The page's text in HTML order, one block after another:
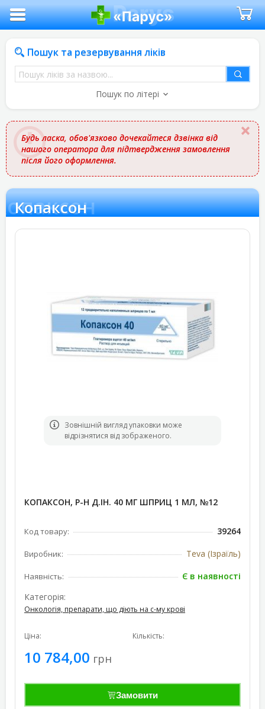
Пошук та резервування ліків
Пошук
ліків
назвою
Пошук по літері
Будь ласка, обов'язково дочекайтеся дзвінка від
нашого оператора для підтвердження замовлення
після його оформлення.
Копаксон
Зовнішній вигляд упаковки може
відрізнятися від зображеного.
КОПАКСОН, Р-Н Д.ІН. 40 МГ ШПРИЦ 1 МЛ, №12
Код товару: 39264
Виробник: Teva (Ізраїль)
Наявність:
Є в наявності
Категорія:
Онкологія, препарати, що діють на с-му крові
Ціна:
10 784,00 грн
Кількість:
Замовити